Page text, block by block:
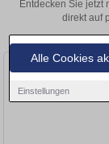
Alle Cookies
Einstellungen
Entdecken Sie jetzt
direkt auf